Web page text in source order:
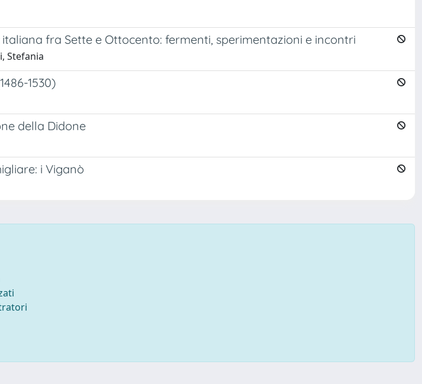
fra Sette e Ottocento: fermenti, sperimentazioni e incontri
Stefania
1530)
della Didone
i Viganò